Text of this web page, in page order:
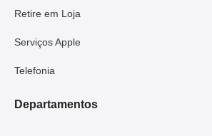
Retire em Loja
Serviços Apple
Telefonia
Departamentos